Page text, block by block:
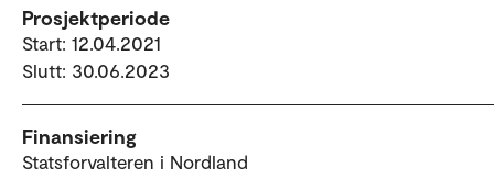
Prosjektperiode
Start: 12.04.2021
Slutt: 30.06.2023
Finansiering
Statsforvalteren i Nordland